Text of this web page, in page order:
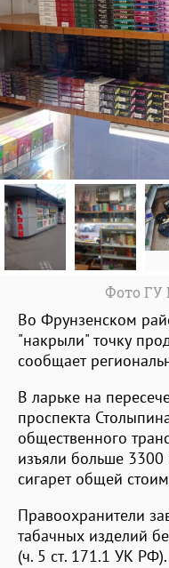
Фото ГУ
Во Фрунзенском
"накрыли" точку
сообщает
В ларьке на
проспекта
общественного
изъяли больше
сигарет общей
Правоохранители
табачных изделий
(ч. 5 ст. 171.1 УК РФ).